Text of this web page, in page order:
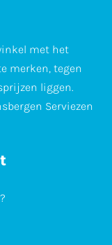
met het
merken, tegen
liggen.
Serviezen
?